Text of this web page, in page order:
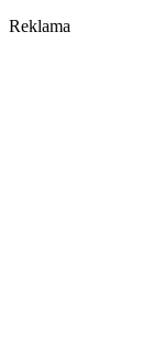
Reklama